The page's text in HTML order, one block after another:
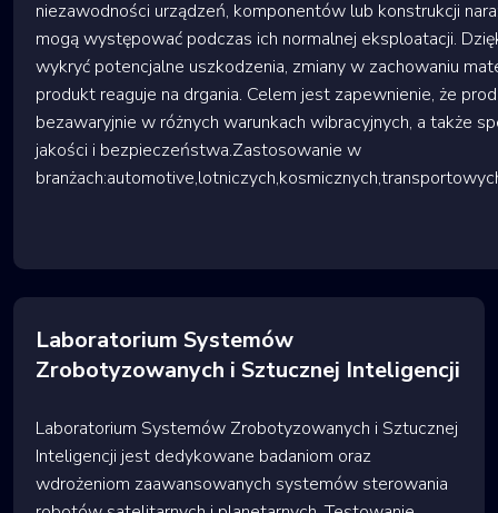
niezawodności urządzeń, komponentów lub konstrukcji
mogą występować podczas ich normalnej eksploatacji.
wykryć potencjalne uszkodzenia, zmiany w zachowaniu
produkt reaguje na drgania. Celem jest zapewnienie, że
bezawaryjnie w różnych warunkach wibracyjnych, a także
jakości i bezpieczeństwa.Zastosowanie w
Laboratorium Systemów
Zrobotyzowanych i Sztucznej Inteligencji
Laboratorium Systemów Zrobotyzowanych i Sztucznej
Inteligencji jest dedykowane badaniom oraz
wdrożeniom zaawansowanych systemów sterowania